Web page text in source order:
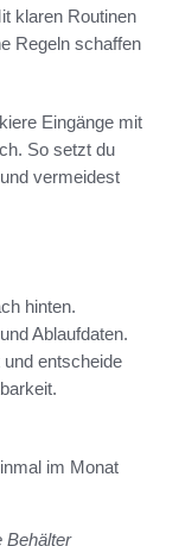
klaren Routinen
Regeln schaffen
Eingänge mit
So setzt du
vermeidest
hinten.
Ablaufdaten.
entscheide
im Monat
Behälter